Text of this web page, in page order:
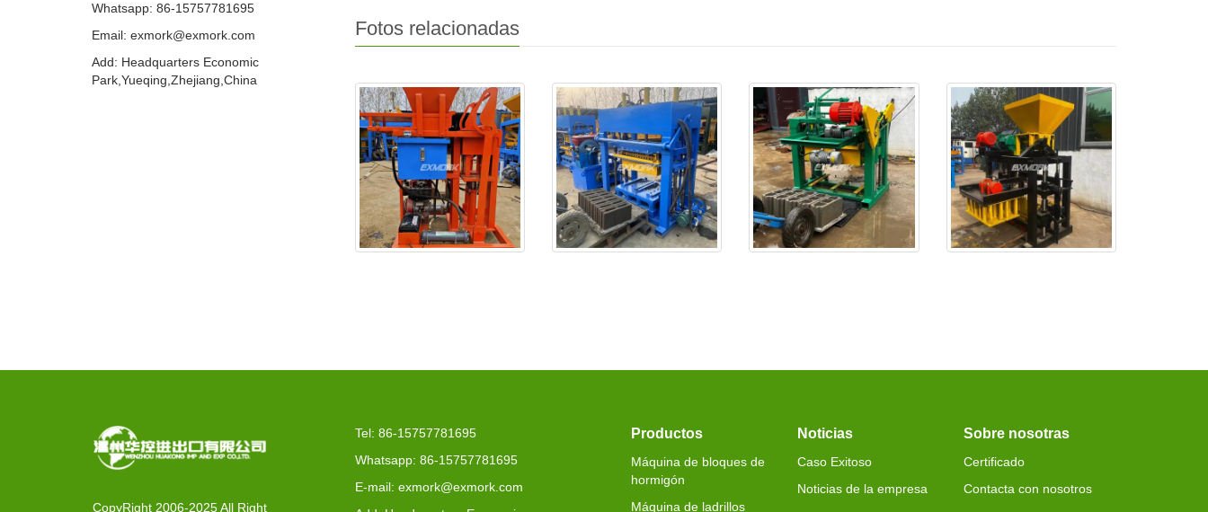
Fotos relacionadas
Whatsapp: 86-15757781695
Email: exmork@exmork.com
Add: Headquarters Economic
Park,Yueqing,Zhejiang,China
CopyRight 2006-2025 All Right
Tel: 86-15757781695
Whatsapp: 86-15757781695
E-mail: exmork@exmork.com
Productos
Máquina de bloques de
hormigón
Máquina de ladrillos
Noticias
Caso Exitoso
Noticias de la empresa
Sobre nosotras
Certificado
Contacta con nosotros